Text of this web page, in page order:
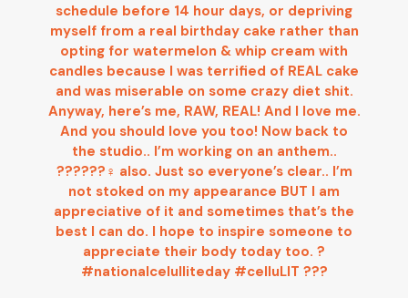
schedule before 14 hour days, or depriving
myself from a real birthday cake rather than
opting for watermelon & whip cream with
candles because I was terrified of REAL cake
and was miserable on some crazy diet shit.
Anyway, here’s me, RAW, REAL! And I love me.
And you should love you too! Now back to
the studio.. I’m working on an anthem..
??????‍♀️ also. Just so everyone’s clear.. I’m
not stoked on my appearance BUT I am
appreciative of it and sometimes that’s the
best I can do. I hope to inspire someone to
appreciate their body today too. ?
#nationalcelulliteday #celluLIT ???